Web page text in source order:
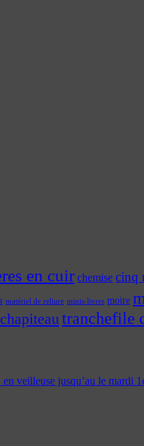
en cuir chemise cinq
matériel de reliure minis-livres moire
tranchefile
veilleuse jusqu’au le mardi